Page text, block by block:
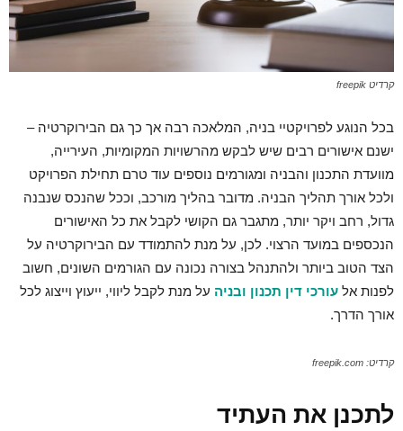
קרדיט freepik
בכל הנוגע לפרויקטיי בניה, המלאכה רבה אך כך גם הבירוקרטיה –
ישנם אישורים רבים שיש לבקש מהרשויות המקומיות, העירייה,
מוועדת התכנון והבניה ומגורמים נוספים עוד טרם תחילת הפרויקט
ולכל אורך תהליך הבניה. מדובר בהליך מורכב, וככל שהנכס שנבנה
גדול, רחב ויקר יותר, מתגבר גם הקושי לקבל את כל האישורים
הנכספים במועד הרצוי. לכן, על מנת להתמודד עם הבירוקרטיה על
הצד הטוב ביותר ולהתנהל בצורה נכונה עם הגורמים השונים, חשוב
לפנות אל עורכי דין תכנון ובניה על מנת לקבל ליווי, ייעוץ וייצוג לכל
אורך הדרך.
קרדיט: freepik.com
לתכנן את העתיד